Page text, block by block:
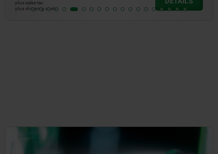
plus sales tax
plus shipping costs